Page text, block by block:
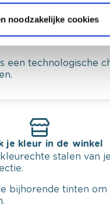
noodzakelijke cookies
een technologische
je kleur in de winkel
stalen van je
bijhorende tinten om